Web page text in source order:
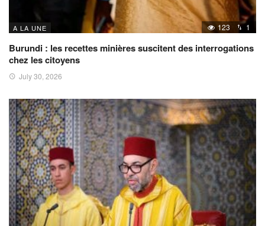
A LA UNE 123 1
Burundi : les recettes minières suscitent des interrogations
chez les citoyens
July 30, 2026